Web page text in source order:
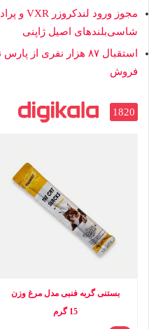
شاسی‌بلندهای اصیل ژاپنی
استقبال ۸۷ هزار نفری
فروش
1820
بستنی گربه فنبی مدل مرغ وزن
15 گرم